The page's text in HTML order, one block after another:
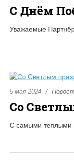
С Днём
Уважаемые
5 мая 2024
Со
С самыми теплыми